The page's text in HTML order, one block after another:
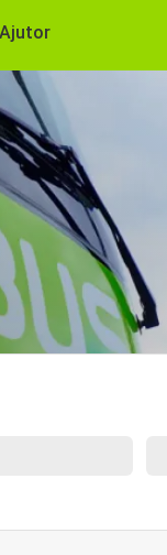
Ajutor